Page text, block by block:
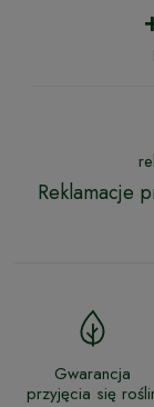
Reklamacje
Gwarancja
przyjęcia się